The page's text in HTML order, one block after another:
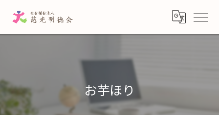
お芋ほり